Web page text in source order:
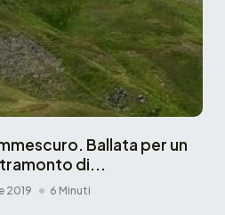
Ballata per un
di...
2019 6 Minuti